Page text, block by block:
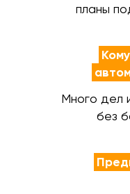
планы
Много дел
без